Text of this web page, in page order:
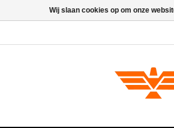
Wij slaan cookies op om onze